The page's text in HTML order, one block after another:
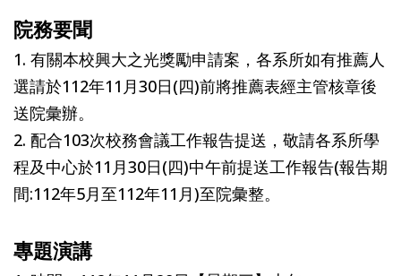
院務要聞
1. 有關本校興大之光獎勵申請案，各系所如有推薦人
選請於112年11月30日(四)前將推薦表經主管核章後
送院彙辦。
2. 配合103次校務會議工作報告提送，敬請各系所學
程及中心於11月30日(四)中午前提送工作報告(報告期
間:112年5月至112年11月)至院彙整。
專題演講